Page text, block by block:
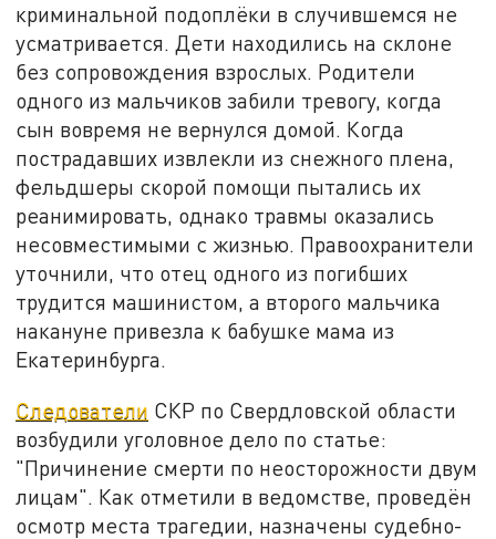
криминальной подоплёки в случившемся не
усматривается. Дети находились на склоне
без сопровождения взрослых. Родители
одного из мальчиков забили тревогу, когда
сын вовремя не вернулся домой. Когда
пострадавших извлекли из снежного плена,
фельдшеры скорой помощи пытались их
реанимировать, однако травмы оказались
несовместимыми с жизнью. Правоохранители
уточнили, что отец одного из погибших
трудится машинистом, а второго мальчика
накануне привезла к бабушке мама из
Екатеринбурга.
Следователи СКР по Свердловской области
возбудили уголовное дело по статье:
"Причинение смерти по неосторожности двум
лицам". Как отметили в ведомстве, проведён
осмотр места трагедии, назначены судебно-